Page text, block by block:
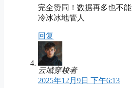
完全赞同！数据再多也不能
冷冰冰地管人
回复
云域穿梭者
2025年12月9日 下午6:13